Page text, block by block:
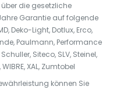
die gesetzliche
Garantie auf folgende
Deko-Light, Dotlux, Erco,
Paulmann, Performance
Siteco, SLV, Steinel,
XAL, Zumtobel
können Sie